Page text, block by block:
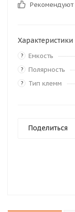
Рекомендуют
Характеристики
? Емкость
? Полярность
? Тип клемм
Поделиться